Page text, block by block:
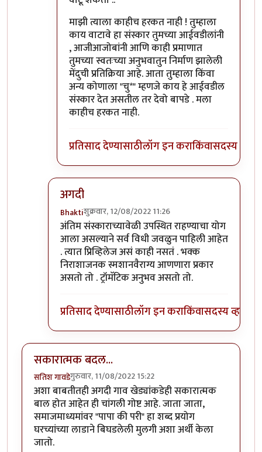
माझी त्याला काहीच हरकत नाही ! तुम्हाला
काय वाटावे हा संस्कार तुमच्या आईवडीलांनी
, आजीआजोबांनी आणि काही प्रमाणात
तुमच्या स्वतःच्या अनुभवातुन निर्माण झालेली
मेंदुची प्रतिक्रिया आहे. आता तुम्हाला किंवा
अन्य कोणाला "चु*" म्हणजे काय हे आईवडील
संस्कार देत असतील तर देवो बापडे . मला
काहीच हरकत नाही.
प्रतिसाद देण्यासाठीलॉग इन कराकिंवासदस्य व्हा
अगदी
Bhaktiशुक्रवार, 12/08/2022 11:26
In reply toविचित्र प्रतिसाद?byप्रसाद गोडबोले
अंतिम संस्काराच्यावेळी उपस्थित राहण्याचा योग
आला असल्याने सर्व विधी जवळुन पाहिली आहेत
. त्यात प्रिव्हिलेज असं काही नसतं . भक्क
निराशाजनक स्मशानवैराग्य आणणारा प्रकार
असतो तो . ट्रॉमॅटिक अनुभव असतो तो.
प्रतिसाद देण्यासाठीलॉग इन कराकिंवासदस्य व्हा
सकारात्मक बदल...
सतिश गावडेगुरुवार, 11/08/2022 15:22
अशा बाबतीतही अगदी गाव खेड्यांकडेही सकारात्मक
बाल होत आहेत ही चांगली गोष्ट आहे. जाता जाता,
समाजमाध्यमांवर "पापा की परी" हा शब्द प्रयोग
घरच्यांच्या लाडाने बिघडलेली मुलगी अशा अर्थी केला
जातो.